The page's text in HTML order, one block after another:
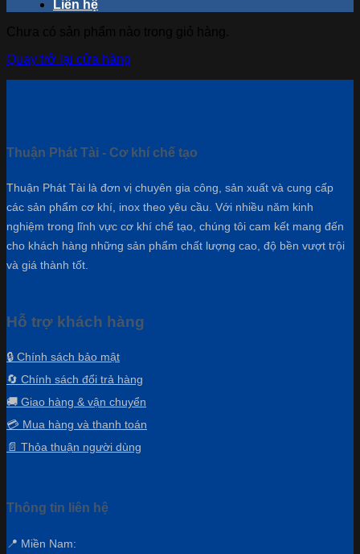
Liên hệ
Quay trở lại cửa hàng
Thuận Phát Tài - Cơ khí chế tạo
Thuận Phát Tài là đơn vị chuyên gia công, sản xuất và cung cấp
các sản phẩm cơ khí, inox theo yêu cầu. Với nhiều năm kinh
nghiệm trong lĩnh vực cơ khí chế tạo, chúng tôi cam kết mang đến
cho khách hàng những sản phẩm chất lượng cao, độ bền vượt trội
và giá thành tốt.
Hỗ trợ khách hàng
🔒 Chính sách bảo mật
🔄 Chính sách đổi trả hàng
🚚 Giao hàng & vận chuyển
💳 Mua hàng và thanh toán
📄 Thỏa thuận người dùng
Thông tin liên hệ
📍 Miền Nam: